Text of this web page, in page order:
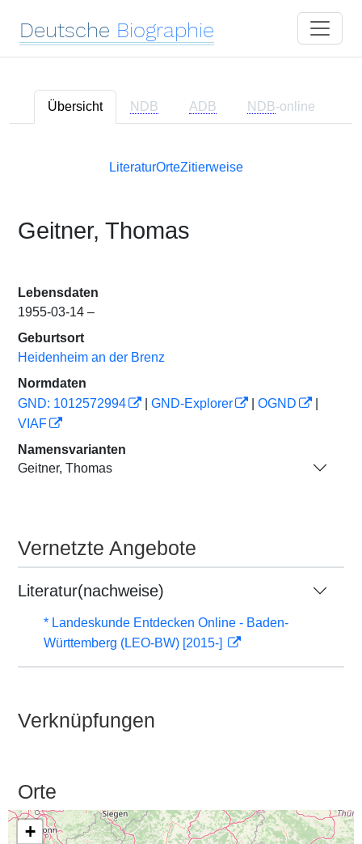
Deutsche Biographie
Übersicht NDB ADB NDB-online
LiteraturOrteZitierweise
Geitner, Thomas
Lebensdaten
1955-03-14 –
Geburtsort
Heidenheim an der Brenz
Normdaten
GND: 1012572994
GND-Explorer OGND
VIAF
Namensvarianten
Geitner, Thomas
Vernetzte Angebote
Literatur(nachweise)
* Landeskunde Entdecken Online - Baden-
Württemberg (LEO-BW) [2015-]
Verknüpfungen
Orte
+